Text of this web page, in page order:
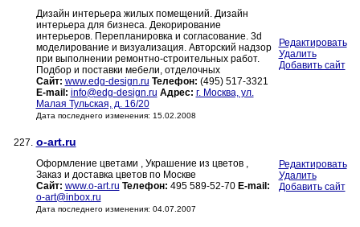
Дизайн интерьера жилых помещений. Дизайн
интерьера для бизнеса. Декорирование
интерьеров. Перепланировка и согласование. 3d
моделирование и визуализация. Авторский надзор
при выполнении ремонтно-строительных работ.
Подбор и поставки мебели, отделочных
Сайт: www.edg-design.ru Телефон: (495) 517-3321
E-mail: info@edg-design.ru Адрес: г. Москва, ул.
Малая Тульская, д. 16/20
Дата последнего изменения: 15.02.2008
Редактировать
Удалить
Добавить сайт
227. o-art.ru
Оформление цветами , Украшение из цветов ,
Заказ и доставка цветов по Москве
Сайт: www.o-art.ru Телефон: 495 589-52-70 E-mail:
o-art@inbox.ru
Дата последнего изменения: 04.07.2007
Редактировать
Удалить
Добавить сайт